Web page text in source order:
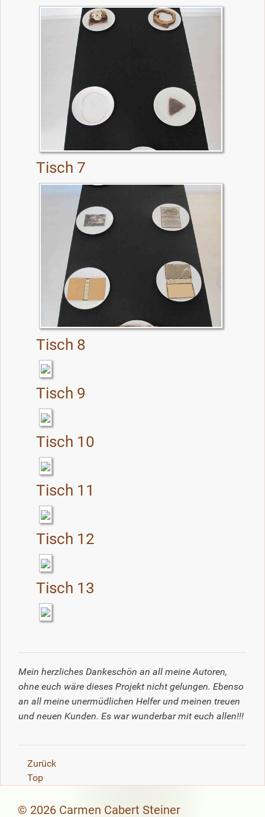
Tisch 7
Tisch 8
Tisch 9
Tisch 10
Tisch 11
Tisch 12
Tisch 13
Mein herzliches Dankeschön an all meine Autoren,
ohne euch wäre dieses Projekt nicht gelungen. Ebenso
an all meine unermüdlichen Helfer und meinen treuen
und neuen Kunden. Es war wunderbar mit euch allen!!!
Zurück
Top
© 2026 Carmen Cabert Steiner